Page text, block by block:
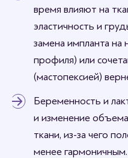
время влияют на
эластичность и
замена импланта
профиля) или
(мастопексией)
Беременность и
и изменение
ткани, из-за чего
менее гармоничным.